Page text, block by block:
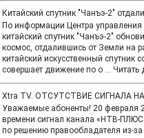
Китайский спутник "Чанъэ-2"
По информации Центра
китайский спутник "Чанъэ-2"
космос, отдалившись от Земли на
китайский искусственный
совершает движение по о ... Читать
Xtra TV. ОТСУТСТВИЕ СИГНАЛА
Уважаемые абоненты! 20 февраля
времени сигнал канала «НТВ-ПЛЮС
по решению правообладателя из-за